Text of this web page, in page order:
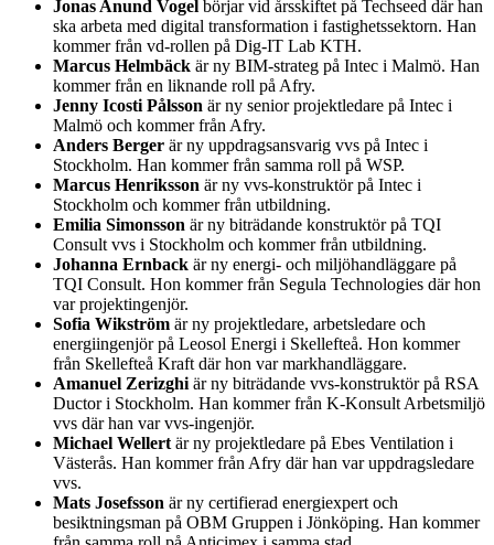
Jonas Anund Vogel börjar vid årsskiftet på Techseed där han
ska arbeta med digital transformation i fastighetssektorn. Han
kommer från vd-rollen på Dig-IT Lab KTH.
Marcus Helmbäck är ny BIM-strateg på Intec i Malmö. Han
kommer från en liknande roll på Afry.
Jenny Icosti Pålsson är ny senior projektledare på Intec i
Malmö och kommer från Afry.
Anders Berger är ny uppdragsansvarig vvs på Intec i
Stockholm. Han kommer från samma roll på WSP.
Marcus Henriksson är ny vvs-konstruktör på Intec i
Stockholm och kommer från utbildning.
Emilia Simonsson är ny biträdande konstruktör på TQI
Consult vvs i Stockholm och kommer från utbildning.
Johanna Ernback är ny energi- och miljöhandläggare på
TQI Consult. Hon kommer från Segula Technologies där hon
var projektingenjör.
Sofia Wikström är ny projektledare, arbetsledare och
energiingenjör på Leosol Energi i Skellefteå. Hon kommer
från Skellefteå Kraft där hon var markhandläggare.
Amanuel Zerizghi är ny biträdande vvs-konstruktör på RSA
Ductor i Stockholm. Han kommer från K-Konsult Arbetsmiljö
vvs där han var vvs-ingenjör.
Michael Wellert är ny projektledare på Ebes Ventilation i
Västerås. Han kommer från Afry där han var uppdragsledare
vvs.
Mats Josefsson är ny certifierad energiexpert och
besiktningsman på OBM Gruppen i Jönköping. Han kommer